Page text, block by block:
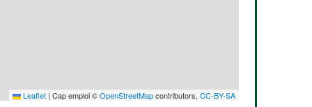
Leaflet | Cap emploi ©OpenStreetMapcontributors, CC-BY-SA